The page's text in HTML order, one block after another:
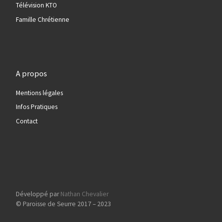
Télévision KTO
Famille Chrétienne
A propos
Mentions légales
Infos Pratiques
Contact
Développé parNathan Chevalier
© Paroisse de Seurre 2017 – 2023